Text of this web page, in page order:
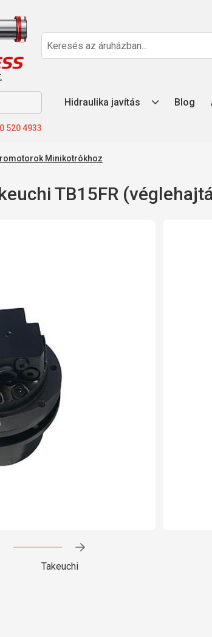
Hidraulika javítás Blog
520 4933
Minikotrókhoz
TB15FR
Takeuchi